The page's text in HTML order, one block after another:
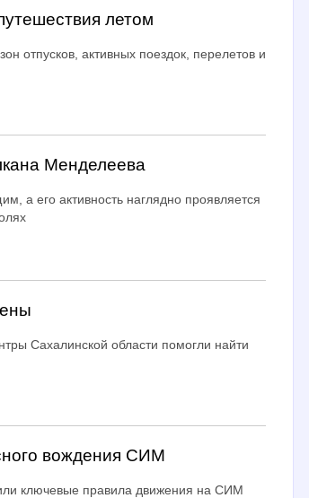
летом
отпусков, активных поездок, перелетов и
Менделеева
а его активность наглядно проявляется
Сахалинской области помогли найти
вождения СИМ
ключевые правила движения на СИМ